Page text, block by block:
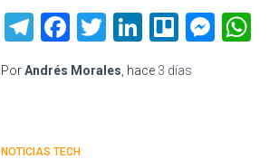
Telegram
Facebook
Twitter
LinkedIn
Trello
PorAndrés Morales , hace 3 días
NOTICIAS TECH